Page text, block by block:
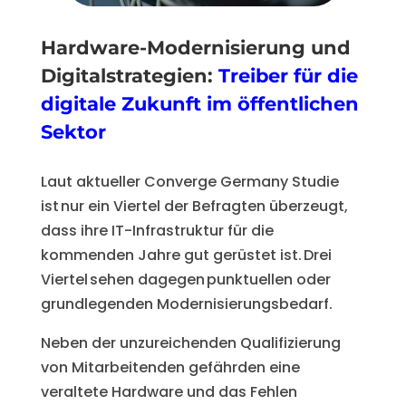
Hardware-Modernisierung und
Digitalstrategien: Treiber für die
digitale Zukunft im öffentlichen
Sektor
Laut aktueller Converge Germany Studie
ist nur ein Viertel der Befragten überzeugt,
dass ihre IT-Infrastruktur für die
kommenden Jahre gut gerüstet ist. Drei
Viertel sehen dagegen punktuellen oder
grundlegenden Modernisierungsbedarf.
Neben der unzureichenden Qualifizierung
von Mitarbeitenden gefährden eine
veraltete Hardware und das Fehlen